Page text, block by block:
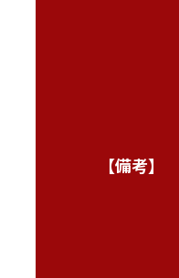
【備考】